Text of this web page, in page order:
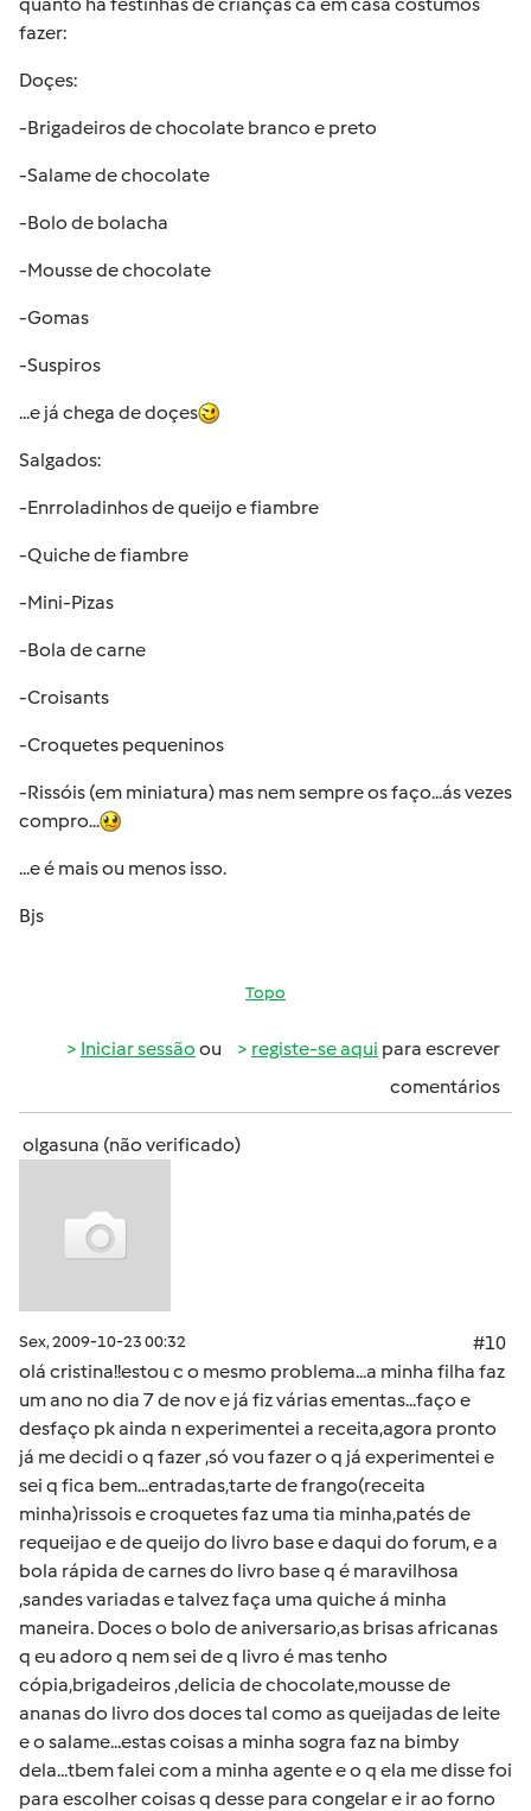
fazer:
Doçes:
-Brigadeiros de chocolate branco e preto
-Salame de chocolate
-Bolo de bolacha
-Mousse de chocolate
-Gomas
-Suspiros
...e já chega de doçes
Salgados:
-Enrroladinhos de queijo e fiambre
-Quiche de fiambre
-Mini-Pizas
-Bola de carne
-Croisants
-Croquetes pequeninos
-Rissóis (em miniatura) mas nem sempre os faço...ás vezes
compro...
...e é mais ou menos isso.
Bjs
Topo
Iniciar sessão ou registe-se aqui para escrever
comentários
olgasuna (não verificado)
Sex, 2009-10-23 00:32
#10
olá cristina!!estou c o mesmo problema...a minha filha faz
um ano no dia 7 de nov e já fiz várias ementas...faço e
desfaço pk ainda n experimentei a receita,agora pronto
já me decidi o q fazer ,só vou fazer o q já experimentei e
sei q fica bem...entradas,tarte de frango(receita
minha)rissois e croquetes faz uma tia minha,patés de
requeijao e de queijo do livro base e daqui do forum, e a
bola rápida de carnes do livro base q é maravilhosa
,sandes variadas e talvez faça uma quiche á minha
maneira. Doces o bolo de aniversario,as brisas africanas
q eu adoro q nem sei de q livro é mas tenho
cópia,brigadeiros ,delicia de chocolate,mousse de
ananas do livro dos doces tal como as queijadas de leite
e o salame...estas coisas a minha sogra faz na bimby
dela...tbem falei com a minha agente e o q ela me disse foi
para escolher coisas q desse para congelar e ir ao forno